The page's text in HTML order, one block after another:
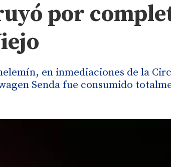
por
en inmediaciones de la
Senda fue consumido